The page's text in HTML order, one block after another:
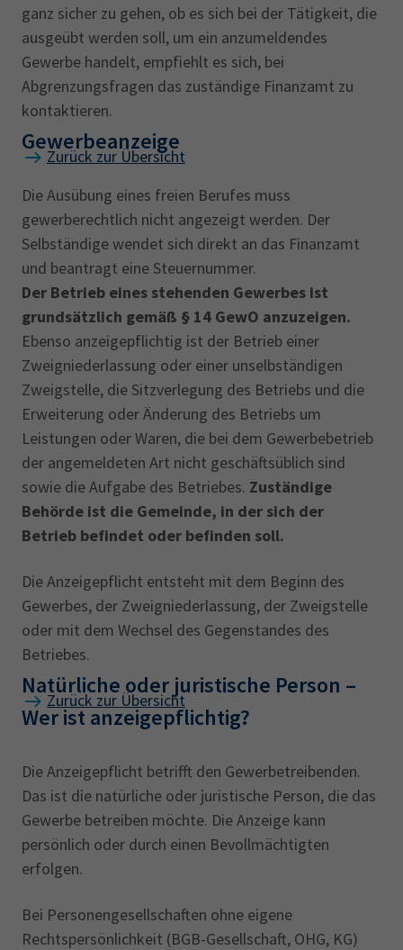
der Kunde beim Reisegewerbe nicht an den
Unternehmer heran, sondern der
Unternehmer kommt ohne vorherige
Terminvereinbarung unangemeldet zum
Haustür.Wer als selbständiger
Person) ein Reisegewerbe betreiben will,
bedarf der Erlaubnis
(Reisegewerbekarte ).Die Reisegewerbekarte
ist während der Ausübung des
Gewerbebetriebsmitzuführenundauf
Verlangen den zuständigen Behörden oder
Beamten vorzuzeigen.Für die im Betrieb
des Reisegewerbetreibenden unselbständig, d.
h. angestellt beschäftigten Personen, besteht
keine Reisegewerbekartenpflicht. Allerdings
ist der Inhaber der Reisegewerbekarte, sofern
er die Tätigkeit nicht in eigener Person ausübt,
verpflichtet, den im Betrieb Beschäftigten eine
Zweitschrift oder beglaubigte Kopie der
Reisegewerbekarte auszuhändigen, wenn sie
Angestellten haben diese ebenfalls
mitzuführen und auf Verlangen vorzuzeigen.
betrieben werden, zu denen diese
Unternehmen nach dem
Kreditwesengesetz befugt sind.
Schriften, die unter Zusicherung von
Prämien oder Gewinnen vertrieben
werden.
2. Das Feilbieten und der Ankauf
Edelmetallen (Gold, Silber, Platin und
Platinbeimetallen) und edelmetallhaltigen
Legierungen jeder Form sowie Waren mit
Edelmetallauflagen; zugelassen sind
Silberschmuck bis zu einem Verkaufspreis
von 40,-- Euro und Waren mit
Silberauflagen. Das Verbot findet keine
Anwendung auf Tätigkeiten in einem nicht
ortsfesten Geschäftsraum eines
Kreditinstituts oder eines Unternehmens
im Sinne des § 53b Absatz 1 Satz 1 oder
Absatz 7 des Kreditwesengesetzes (KWG),
wenn in diesem Geschäftsraum
ausschließlich bankübliche Geschäfte
betrieben werden, zu denen diese
Unternehmen nach dem
Kreditwesengesetz befugt sind.
Edelsteinen, Schmucksteinen und
Getränken; zugelassen sind Bier und Wein in
fest verschlossenen Behältnissen,
alkoholische Getränke im Sinne von § 67
Absatz 1 Nummer 1, 2. und 3. Halbsatz GewO
und alkoholische Getränke, die im Rahmen
einer ortsfesten Betriebsstätte zum Verzehr
an Ort und Stelle verabreicht werden.
ganz sicher zu gehen, ob es sich bei der Tätigkeit, die
ausgeübt werden soll, um ein anzumeldendes
Gewerbe handelt, empfiehlt es sich, bei
Abgrenzungsfragen das zuständige Finanzamt zu
kontaktieren.
Zurück zur Übersicht
Gewerbeanzeige
Die Ausübung eines freien Berufes muss
gewerberechtlich nicht angezeigt werden. Der
Selbständige wendet sich direkt an das Finanzamt
und beantragt eine Steuernummer.
Der Betrieb eines stehenden Gewerbes ist
grundsätzlich gemäß § 14 GewO anzuzeigen.
Ebenso anzeigepflichtig ist der Betrieb einer
Zweigniederlassung oder einer unselbständigen
Zweigstelle, die Sitzverlegung des Betriebs und die
Erweiterung oder Änderung des Betriebs um
Leistungen oder Waren, die bei dem Gewerbebetrieb
der angemeldeten Art nicht geschäftsüblich sind
sowie die Aufgabe des Betriebes. Zuständige
Behörde ist die Gemeinde, in der sich der
Betrieb befindet oder befinden soll.
Die Anzeigepflicht entsteht mit dem Beginn des
Gewerbes, der Zweigniederlassung, der Zweigstelle
oder mit dem Wechsel des Gegenstandes des
Betriebes.
Zurück zur Übersicht
Natürliche oder juristische Person –
Wer ist anzeigepflichtig?
Die Anzeigepflicht betrifft den Gewerbetreibenden.
Das ist die natürliche oder juristische Person, die das
Gewerbe betreiben möchte. Die Anzeige kann
persönlich oder durch einen Bevollmächtigten
erfolgen.
Bei Personengesellschaften ohne eigene
Rechtspersönlichkeit (BGB-Gesellschaft, OHG, KG)